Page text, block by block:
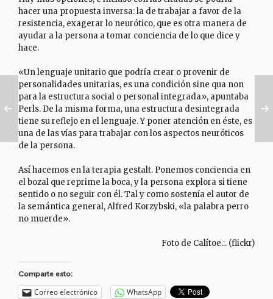
hacer una propuesta inversa: la de trabajar a favor de la
resistencia, exagerar lo neurótico, que es otra manera de
ayudar a la persona a tomar conciencia de lo que dice y
hace.
«Un lenguaje unitario que podría crear o provenir de
personalidades unitarias, es una condición sine qua non
para la estructura social o personal integrada», apuntaba
Perls. De la misma forma, una estructura desintegrada
tiene su reflejo en el lenguaje. Y poner atención en éste, es
una de las vías para trabajar con los aspectos neuróticos
de la persona.
Así hacemos en la terapia gestalt. Ponemos conciencia en
el bozal que reprime la boca, y la persona explora si tiene
sentido o no seguir con él. Tal y como sostenía el autor de
la semántica general, Alfred Korzybski, «la palabra perro
no muerde».
Foto de Calítoe.:. (flickr)
Comparte esto:
Correo electrónico
WhatsApp